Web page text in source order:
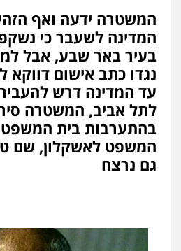
המשטרה ידעה ואף
המדינה לשעבר כי
בעיר באר שבע, אבל
נגדו כתב אישום
עד המדינה דרש
לתל אביב, המשטרה
בהתערבות בית המשפט
המשפט לאשקלון, שם
גם נרצח